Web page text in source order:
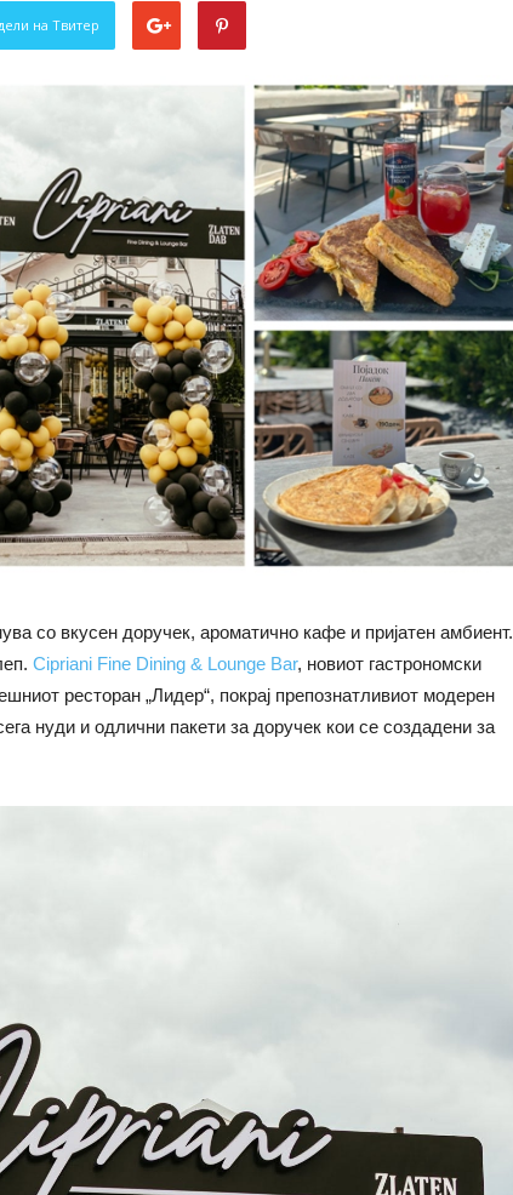
на Твитер
со вкусен доручек, ароматично кафе и пријатен амбиент.
Cipriani Fine Dining & Lounge Bar, новиот гастрономски
ресторан „Лидер“, покрај препознатливиот модерен
нуди и одлични пакети за доручек кои се создадени за